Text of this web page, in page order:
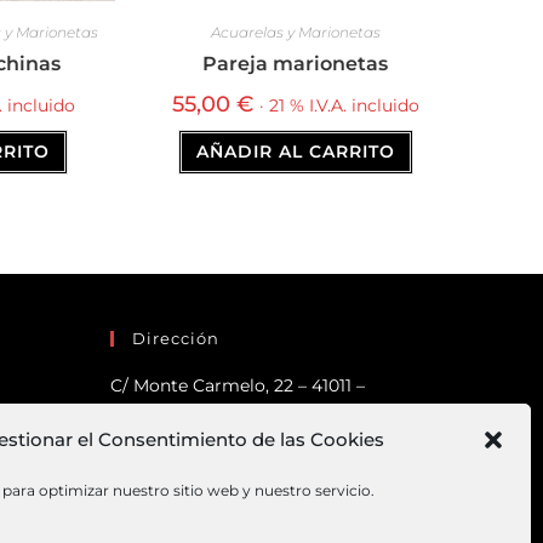
el Consentimiento de las Cookies
optimizar nuestro sitio web y nuestro servicio.
y Marionetas
incluido
Acuarelas y Marionetas
Pareja marionetas
55,00 € · 21 % I.V.A. incluido
AÑADIR AL CARRITO
Dirección
C/ Monte Carmelo, 22 – 41011 –
Tlf: 682 363 503
Email: mundodeco@mundodeco.com